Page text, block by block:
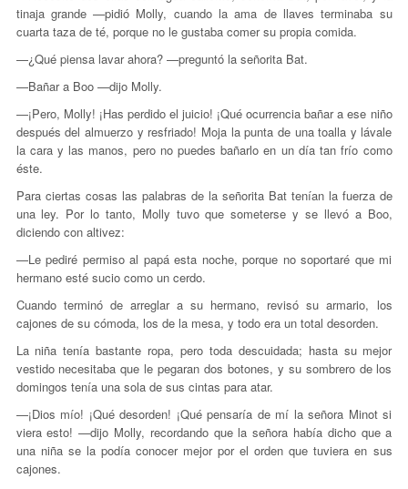
tinaja grande —pidió Molly, cuando la ama de llaves terminaba su
cuarta taza de té, porque no le gustaba comer su propia comida.
—¿Qué piensa lavar ahora? —preguntó la señorita Bat.
—Bañar a Boo —dijo Molly.
—¡Pero, Molly! ¡Has perdido el juicio! ¡Qué ocurrencia bañar a ese niño
después del almuerzo y resfriado! Moja la punta de una toalla y lávale
la cara y las manos, pero no puedes bañarlo en un día tan frío como
éste.
Para ciertas cosas las palabras de la señorita Bat tenían la fuerza de
una ley. Por lo tanto, Molly tuvo que someterse y se llevó a Boo,
diciendo con altivez:
—Le pediré permiso al papá esta noche, porque no soportaré que mi
hermano esté sucio como un cerdo.
Cuando terminó de arreglar a su hermano, revisó su armario, los
cajones de su cómoda, los de la mesa, y todo era un total desorden.
La niña tenía bastante ropa, pero toda descuidada; hasta su mejor
vestido necesitaba que le pegaran dos botones, y su sombrero de los
domingos tenía una sola de sus cintas para atar.
—¡Dios mío! ¡Qué desorden! ¡Qué pensaría de mí la señora Minot si
viera esto! —dijo Molly, recordando que la señora había dicho que a
una niña se la podía conocer mejor por el orden que tuviera en sus
cajones.